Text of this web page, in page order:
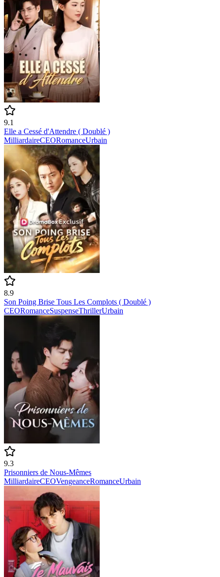
9.1
Elle a Cessé d'Attendre ( Doublé )
MilliardaireCEORomanceUrbain
8.9
Son Poing Brise Tous Les Complots ( Doublé )
CEORomanceSuspenseThrillerUrbain
9.3
Prisonniers de Nous-Mêmes
MilliardaireCEOVengeanceRomanceUrbain